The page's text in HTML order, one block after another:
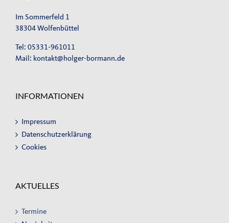
Im Sommerfeld 1
38304 Wolfenbüttel
Tel: 05331-961011
Mail: kontakt@holger-bormann.de
INFORMATIONEN
Impressum
Datenschutzerklärung
Cookies
AKTUELLES
Termine